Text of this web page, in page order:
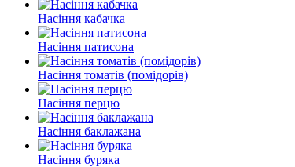
Насіння кабачка
Насіння патисона
Насіння томатів (помідорів)
Насіння перцю
Насіння баклажана
Насіння буряка